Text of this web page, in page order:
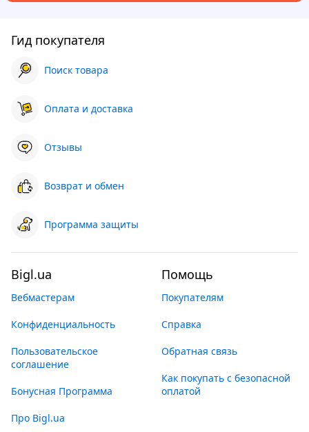
Гид покупателя
Поиск товара
Оплата и доставка
Отзывы
Возврат и обмен
Программа защиты
Bigl.ua
Вебмастерам
Конфиденциальность
Пользовательское
соглашение
Бонусная Программа
Про Bigl.ua
Помощь
Покупателям
Справка
Обратная связь
Как покупать с безопасной
оплатой